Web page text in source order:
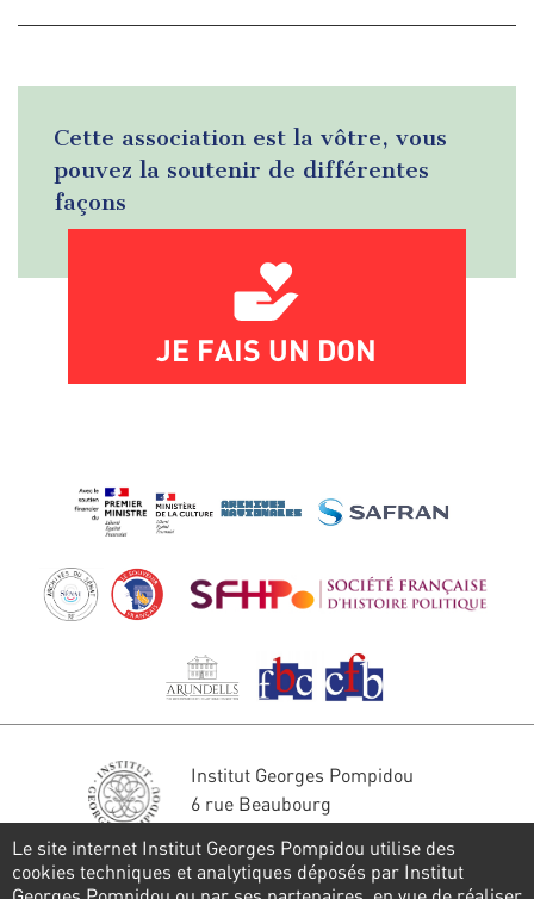
Cette association est la vôtre, vous
pouvez la soutenir de différentes
façons
JE FAIS UN DON
Institut Georges Pompidou
6 rue Beaubourg
Tél. : 01 44 78 41 22
Le site internet Institut Georges Pompidou utilise des
cookies techniques et analytiques déposés par Institut